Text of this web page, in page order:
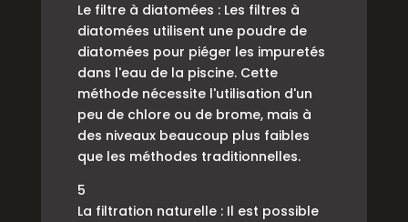
Le filtre à diatomées : Les filtres à
diatomées utilisent une poudre de
diatomées pour piéger les impuretés
dans l'eau de la piscine. Cette
méthode nécessite l'utilisation d'un
peu de chlore ou de brome, mais à
des niveaux beaucoup plus faibles
que les méthodes traditionnelles.
5
La filtration naturelle : Il est possible